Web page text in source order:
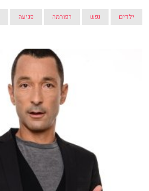
ילדים נפש רפורמה פגיעה